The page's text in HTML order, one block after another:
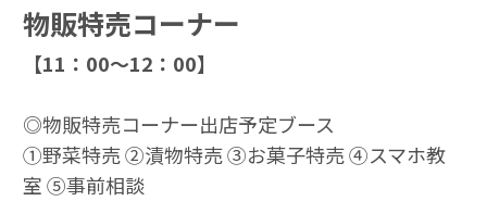
物販特売コーナー
【11：00～12：00】
◎物販特売コーナー出店予定ブース
①野菜特売 ②漬物特売 ③お菓子特売 ④スマホ教
室 ⑤事前相談